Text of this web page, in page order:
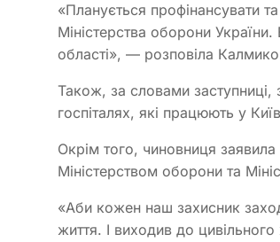
«Планується профінансувати
Міністерства оборони
області», — розповіла
Також, за словами
госпіталях, які працюють у
Окрім того, чиновниця
Міністерством оборони та
«Аби кожен наш захисник
життя. І виходив до